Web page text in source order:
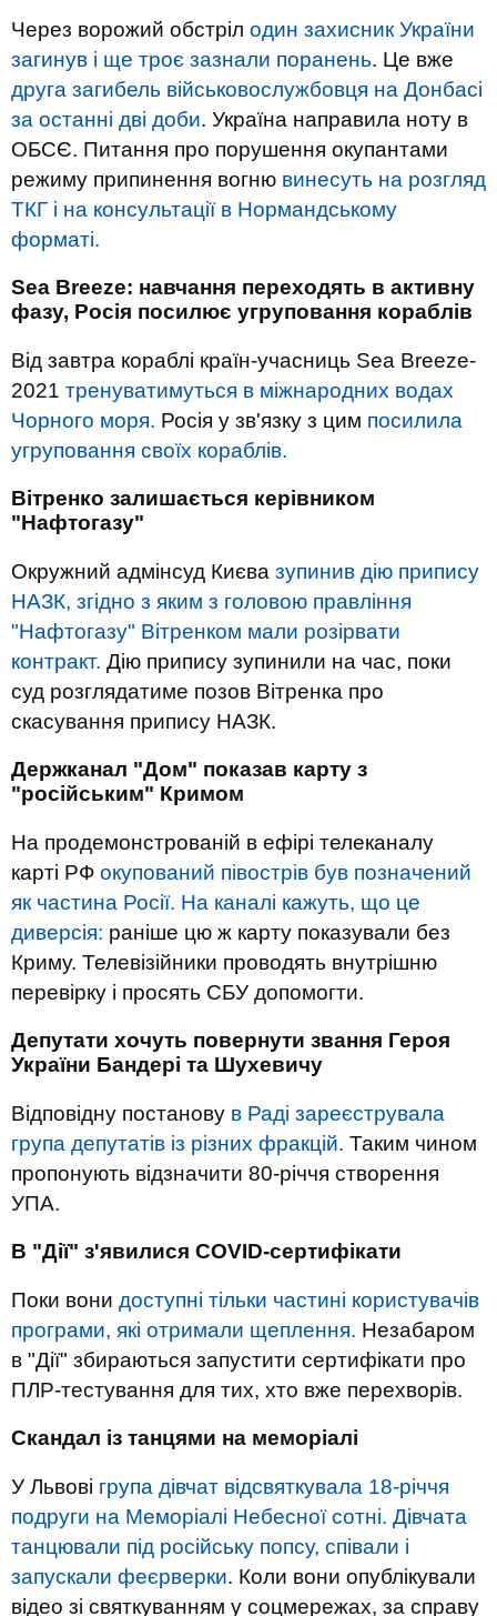
Через ворожий обстріл один захисник України
загинув і ще троє зазнали поранень. Це вже
друга загибель військовослужбовця на Донбасі
за останні дві доби. Україна направила ноту в
ОБСЄ. Питання про порушення окупантами
режиму припинення вогню винесуть на розгляд
ТКГ і на консультації в Нормандському
форматі.
Sea Breeze: навчання переходять в активну
фазу, Росія посилює угруповання кораблів
Від завтра кораблі країн-учасниць Sea Breeze-
2021 тренуватимуться в міжнародних водах
Чорного моря. Росія у зв'язку з цим посилила
угруповання своїх кораблів.
Вітренко залишається керівником
"Нафтогазу"
Окружний адмінсуд Києва зупинив дію припису
НАЗК, згідно з яким з головою правління
"Нафтогазу" Вітренком мали розірвати
контракт. Дію припису зупинили на час, поки
суд розглядатиме позов Вітренка про
скасування припису НАЗК.
Держканал "Дом" показав карту з
"російським" Кримом
На продемонстрованій в ефірі телеканалу
карті РФ окупований півострів був позначений
як частина Росії. На каналі кажуть, що це
диверсія: раніше цю ж карту показували без
Криму. Телевізійники проводять внутрішню
перевірку і просять СБУ допомогти.
Депутати хочуть повернути звання Героя
України Бандері та Шухевичу
Відповідну постанову в Раді зареєструвала
група депутатів із різних фракцій. Таким чином
пропонують відзначити 80-річчя створення
УПА.
В "Дії" з'явилися COVID-сертифікати
Поки вони доступні тільки частині користувачів
програми, які отримали щеплення. Незабаром
в "Дії" збираються запустити сертифікати про
ПЛР-тестування для тих, хто вже перехворів.
Скандал із танцями на меморіалі
У Львові група дівчат відсвяткувала 18-річчя
подруги на Меморіалі Небесної сотні. Дівчата
танцювали під російську попсу, співали і
запускали феєрверки. Коли вони опублікували
відео зі святкуванням у соцмережах, за справу